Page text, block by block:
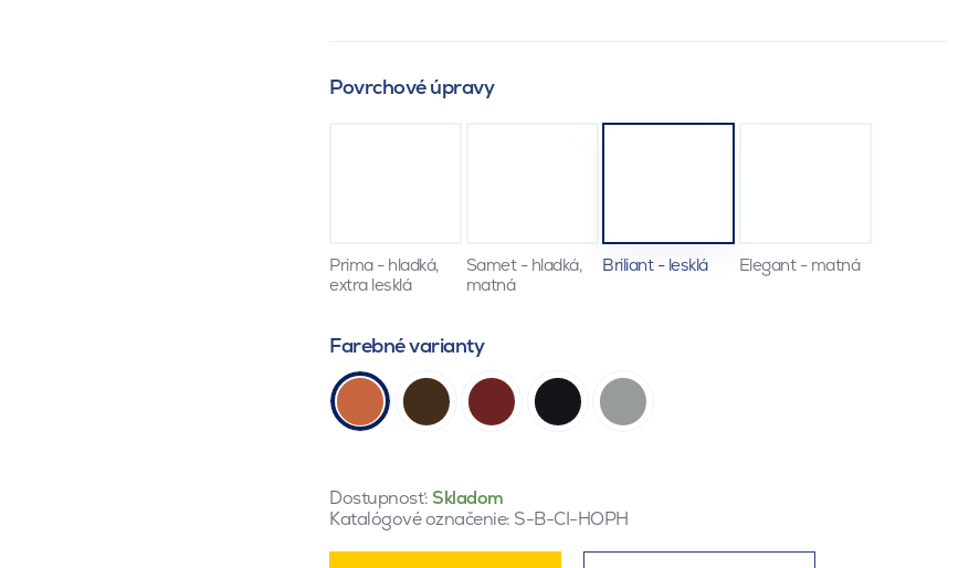
Povrchové úpravy
Prima - hladká,
extra lesklá
Samet - hladká,
matná
Briliant - lesklá Elegant - matná
Farebné varianty
Dostupnosť: Skladom
Katalógové označenie: S-B-CI-HOPH